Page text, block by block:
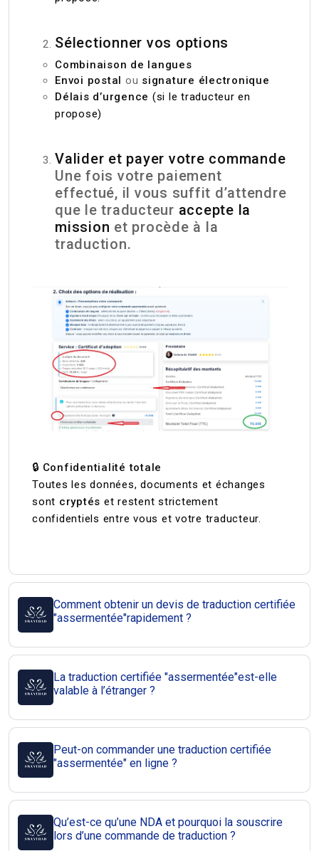
Sélectionner vos options
Combinaison de langues
Envoi postal ou signature électronique
Délais d’urgence (si le traducteur en
propose)
Valider et payer votre commande
Une fois votre paiement
effectué, il vous suffit d’attendre
que le traducteur accepte la
mission et procède à la
traduction.
🔒 Confidentialité totale
Toutes les données, documents et échanges
sont cryptés et restent strictement
confidentiels entre vous et votre traducteur.
Comment obtenir un devis de traduction certifiée
"assermentée"rapidement ?
La traduction certifiée "assermentée"est-elle
valable à l’étranger ?
Peut-on commander une traduction certifiée
"assermentée" en ligne ?
Qu’est-ce qu’une NDA et pourquoi la souscrire
lors d’une commande de traduction ?